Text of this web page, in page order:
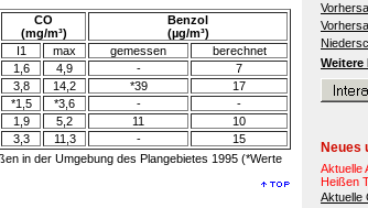
Weitere
Neues
Aktuelle
Heißen
Aktuelle
CO
(mg/m³)
Benzol
(µg/m³)
I1 max gemessen
berechnet
1,6 4,9 -
7
3,8 14,2 *39
17
*1,5 *3,6 -
-
1,9 5,2 11
10
3,3 11,3 -
15
in der Umgebung des Plangebietes 1995 (*Werte